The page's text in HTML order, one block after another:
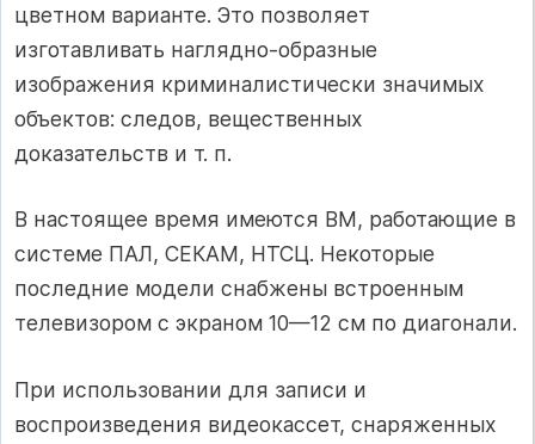
цветном варианте. Это позволяет
изготавливать наглядно-образные
изображения криминалистически значимых
объектов: следов, вещественных
доказательств и т. п.
В настоящее время имеются ВМ, работающие в
системе ПАЛ, СЕКАМ, НТСЦ. Некоторые
последние модели снабжены встроенным
телевизором с экраном 10—12 см по диагонали.
При использовании для записи и
воспроизведения видеокассет, снаряженных